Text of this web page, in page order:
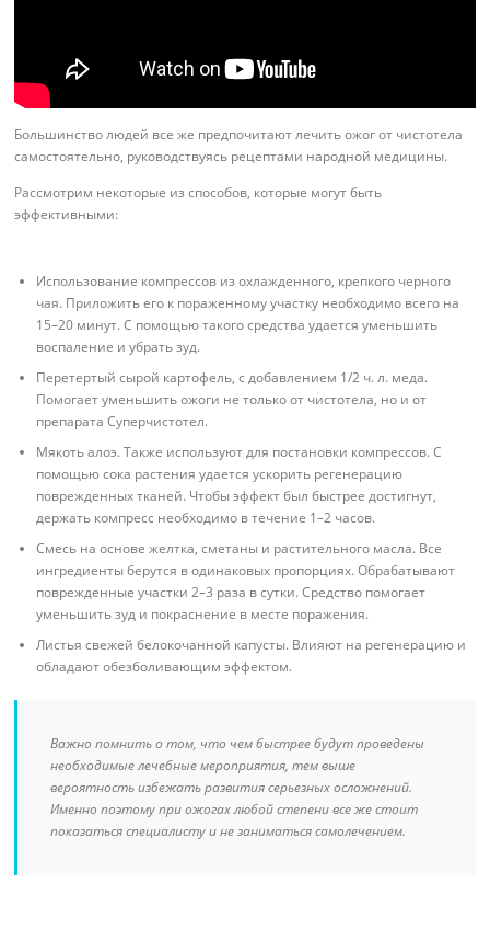
Большинство людей все же предпочитают лечить ожог от чистотела
самостоятельно, руководствуясь рецептами народной медицины.
Рассмотрим некоторые из способов, которые могут быть
эффективными:
Использование компрессов из охлажденного, крепкого черного
чая. Приложить его к пораженному участку необходимо всего на
15–20 минут. С помощью такого средства удается уменьшить
воспаление и убрать зуд.
Перетертый сырой картофель, с добавлением 1/2 ч. л. меда.
Помогает уменьшить ожоги не только от чистотела, но и от
препарата Суперчистотел.
Мякоть алоэ. Также используют для постановки компрессов. С
помощью сока растения удается ускорить регенерацию
поврежденных тканей. Чтобы эффект был быстрее достигнут,
держать компресс необходимо в течение 1–2 часов.
Смесь на основе желтка, сметаны и растительного масла. Все
ингредиенты берутся в одинаковых пропорциях. Обрабатывают
поврежденные участки 2–3 раза в сутки. Средство помогает
уменьшить зуд и покраснение в месте поражения.
Листья свежей белокочанной капусты. Влияют на регенерацию и
обладают обезболивающим эффектом.
Важно помнить о том, что чем быстрее будут проведены
необходимые лечебные мероприятия, тем выше
вероятность избежать развития серьезных осложнений.
Именно поэтому при ожогах любой степени все же стоит
показаться специалисту и не заниматься самолечением.